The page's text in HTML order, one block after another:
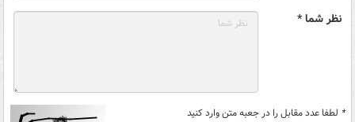
نظر شما *
* لطفا عدد مقابل را در جعبه متن وارد کنید